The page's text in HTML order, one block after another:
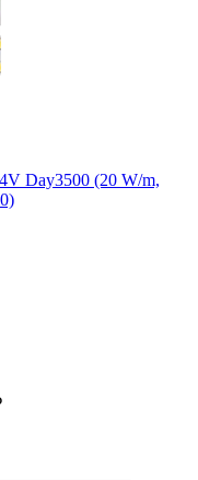
Day3500 (20 W/m,